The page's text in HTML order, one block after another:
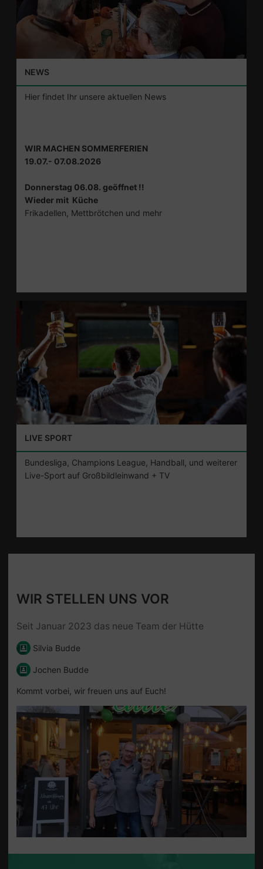
NEWS
Hier findet Ihr unsere aktuellen News
WIR MACHEN SOMMERFERIEN
19.07.- 07.08.2026
Donnerstag 06.08. geöffnet !!
Wieder mit Küche
Frikadellen, Mettbrötchen und mehr
LIVE SPORT
Bundesliga, Champions League, Handball, und weiterer
Live-Sport auf Großbildleinwand + TV
WIR STELLEN UNS VOR
Seit Januar 2023 das neue Team der Hütte
Silvia Budde
Jochen Budde
Kommt vorbei, wir freuen uns auf Euch!